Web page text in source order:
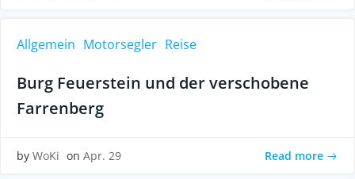
Allgemein Motorsegler Reise
Burg Feuerstein und der verschobene
Farrenberg
by WoKi on Apr. 29 Read more